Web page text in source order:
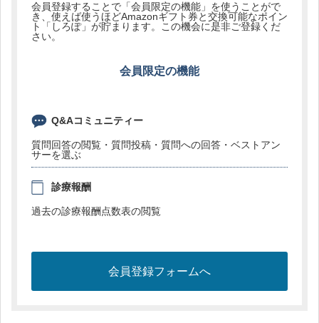
会員登録することで「会員限定の機能」を使うことがで
き、使えば使うほどAmazonギフト券と交換可能なポイン
ト「しろぽ」が貯まります。この機会に是非ご登録くだ
さい。
会員限定の機能
Q&Aコミュニティー
質問回答の閲覧・質問投稿・質問への回答・ベストアン
サーを選ぶ
診療報酬
過去の診療報酬点数表の閲覧
会員登録フォームへ